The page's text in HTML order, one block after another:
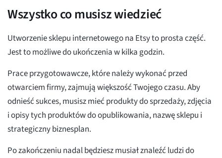
Wszystko co musisz wiedzieć
Utworzenie sklepu internetowego na Etsy to prosta część.
Jest to możliwe do ukończenia w kilka godzin.
Prace przygotowawcze, które należy wykonać przed
otwarciem firmy, zajmują większość Twojego czasu. Aby
odnieść sukces, musisz mieć produkty do sprzedaży, zdjęcia
i opisy tych produktów do opublikowania, nazwę sklepu i
strategiczny biznesplan.
Po zakończeniu nadal będziesz musiał znaleźć ludzi do